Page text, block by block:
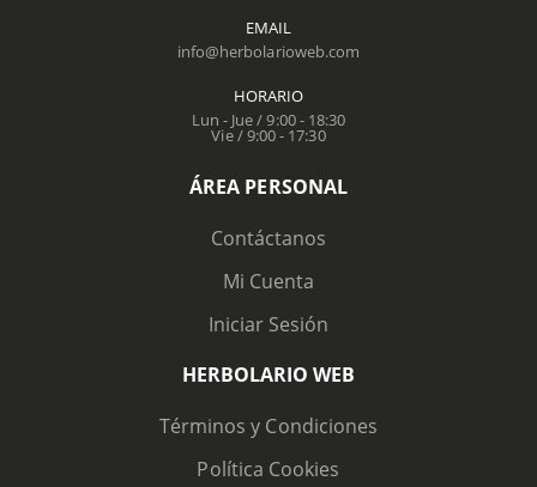
EMAIL
info@herbolarioweb.com
HORARIO
Lun - Jue / 9:00 - 18:30
Vie / 9:00 - 17:30
ÁREA PERSONAL
Contáctanos
Mi Cuenta
Iniciar Sesión
HERBOLARIO WEB
Términos y Condiciones
Política Cookies